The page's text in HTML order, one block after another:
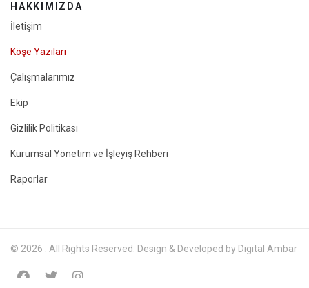
HAKKIMIZDA
İletişim
Köşe Yazıları
Çalışmalarımız
Ekip
Gizlilik Politikası
Kurumsal Yönetim ve İşleyiş Rehberi
Raporlar
© 2026 . All Rights Reserved. Design & Developed by Digital Ambar